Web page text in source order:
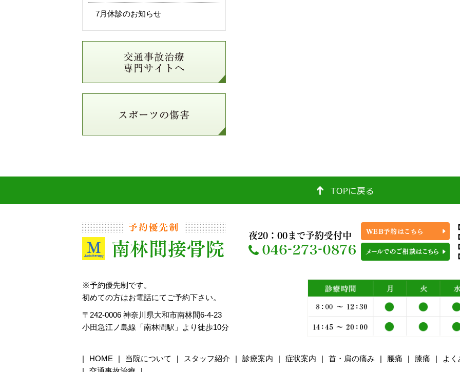
7月休診のお知らせ
夜20：00まで予約受付中
※予約優先制です。
初めての方はお電話にてご予約下さい。
〒242-0006 神奈川県大和市南林間6-4-23
小田急江ノ島線「南林間駅」より徒歩10分
HOME 当院について スタッフ紹介 診療案内 症状案内 首・肩の痛み 腰痛 膝痛 よく